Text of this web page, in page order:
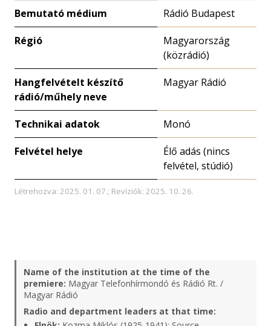
Bemutató médium Rádió Budapest
Régió
Magyarország
(közrádió)
Hangfelvételt készítő
rádió/műhely neve
Magyar Rádió
Technikai adatok Monó
Felvétel helye
Élő adás (nincs
felvétel, stúdió)
Létrehozva: 2025. 01. 07.; Revíziók: 2025. 10. 26.
Name of the institution at the time of the
premiere: Magyar Telefonhírmondó és Rádió Rt. /
Magyar Rádió
Radio and department leaders at that time: